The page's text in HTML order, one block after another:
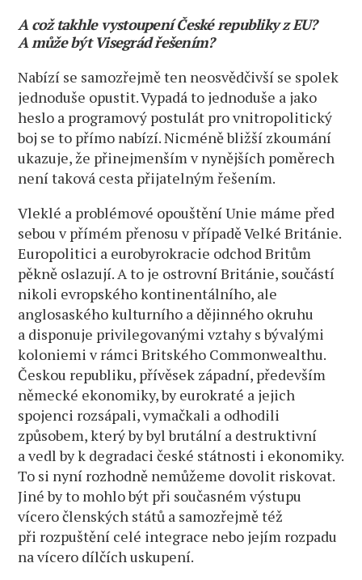
A což takhle vystoupení České republiky z EU?
A může být Visegrád řešením?
Nabízí se samozřejmě ten neosvědčivší se spolek
jednoduše opustit. Vypadá to jednoduše a jako
heslo a programový postulát pro vnitropolitický
boj se to přímo nabízí. Nicméně bližší zkoumání
ukazuje, že přinejmenším v nynějších poměrech
není taková cesta přijatelným řešením.
Vleklé a problémové opouštění Unie máme před
sebou v přímém přenosu v případě Velké Británie.
Europolitici a eurobyrokracie odchod Britům
pěkně oslazují. A to je ostrovní Británie, součástí
nikoli evropského kontinentálního, ale
anglosaského kulturního a dějinného okruhu
a disponuje privilegovanými vztahy s bývalými
koloniemi v rámci Britského Commonwealthu.
Českou republiku, přívěsek západní, především
německé ekonomiky, by eurokraté a jejich
spojenci rozsápali, vymačkali a odhodili
způsobem, který by byl brutální a destruktivní
a vedl by k degradaci české státnosti i ekonomiky.
To si nyní rozhodně nemůžeme dovolit riskovat.
Jiné by to mohlo být při současném výstupu
vícero členských států a samozřejmě též
při rozpuštění celé integrace nebo jejím rozpadu
na vícero dílčích uskupení.